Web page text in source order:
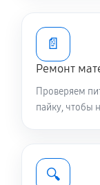
📄
Ремонт
Проверяем
пайку, чтобы
🔍